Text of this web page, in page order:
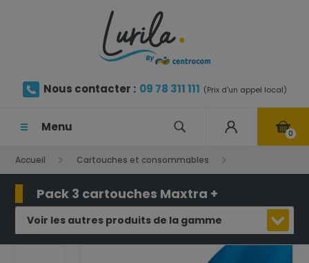
Nous contacter : 09 78 311 111 (Prix d'un appel local)
Menu 0
Accueil Cartouches et consommables
Cartouche pour carafe filtrante
Pack 3 cartouches Maxtra +
Pack 3 cartouches Maxtra +
Voir les autres produits de la gamme